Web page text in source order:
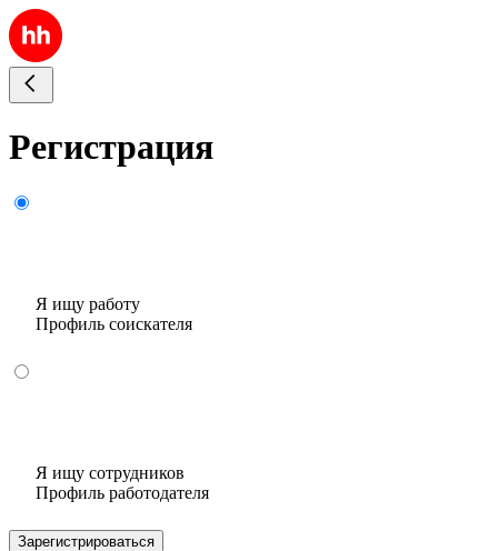
Регистрация
Я ищу работу
Профиль соискателя
Я ищу сотрудников
Профиль работодателя
Зарегистрироваться